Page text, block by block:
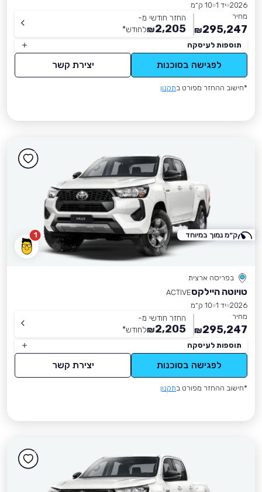
2026 יד 1
10 ק״מ
מחיר
295,247
₪
החזר חודשי מ-
2,205
₪לחודש*
תוספות לעיסקה
לפגישה בסוכנות יצירת קשר
*חישוב ההחזר מפורט בתקנון
1
בפריסה ארצית
טויוטה היילקסACTIVE
2026 יד 1
10 ק״מ
מחיר
295,247
₪
החזר חודשי מ-
2,205
₪לחודש*
תוספות לעיסקה
לפגישה בסוכנות יצירת קשר
*חישוב ההחזר מפורט בתקנון
ק״מ נמוך במיוחד